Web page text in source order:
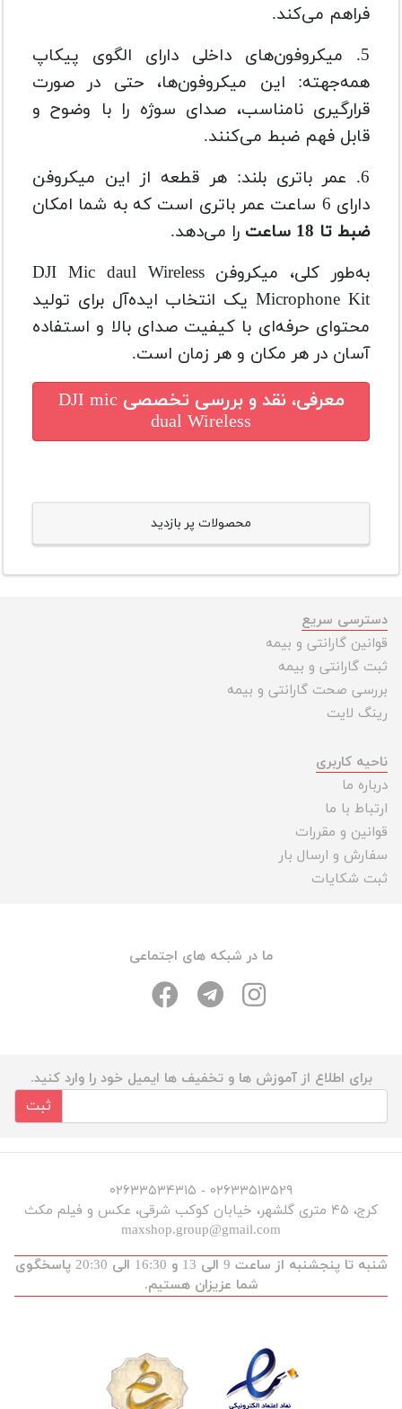
فراهم می‌کند.
5. میکروفون‌های داخلی دارای الگوی پیکاپ
همه‌جهته: این میکروفون‌ها، حتی در صورت
قرارگیری نامناسب، صدای سوژه را با وضوح و
قابل فهم ضبط می‌کنند.
6. عمر باتری بلند: هر قطعه از این میکروفن
دارای 6 ساعت عمر باتری است که به شما امکان
ضبط تا 18 ساعت
را می‌دهد.
به‌طور کلی، میکروفن DJI Mic daul Wireless
Microphone Kit یک انتخاب ایده‌آل برای تولید
محتوای حرفه‌ای با کیفیت صدای بالا و استفاده
آسان در هر مکان و هر زمان است.
معرفی، نقد و بررسی تخصصی DJI mic
dual Wireless
محصولات پر بازدید
دسترسی سریع
قوانین گارانتی و بیمه
ثبت گارانتی و بیمه
بررسی صحت گارانتی و بیمه
رینگ لایت
ناحیه کاربری
درباره ما
ارتباط با ما
قوانین و مقررات
سفارش و ارسال بار
ثبت شکایات
ما در شبکه های اجتماعی
برای اطلاع از آموزش ها و تخفیف ها ایمیل خود را وارد کنید.
ثبت
۰۲۶۳۳۵۱۳۵۲۹ - ۰۲۶۳۳۵۳۴۳۱۵
کرج، ۴۵ متری گلشهر، خیابان کوکب شرقی، عکس و فیلم مکث
maxshop.group@gmail.com
شنبه تا پنجشنبه از ساعت 9 الی 13 و 16:30 الی 20:30 پاسخگوی
شما عزیزان هستیم.